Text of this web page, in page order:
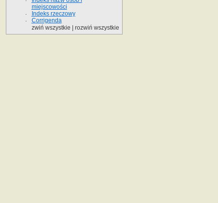
miejscowości
Indeks rzeczowy
Corrigenda
zwiń wszystkie
rozwiń wszystkie